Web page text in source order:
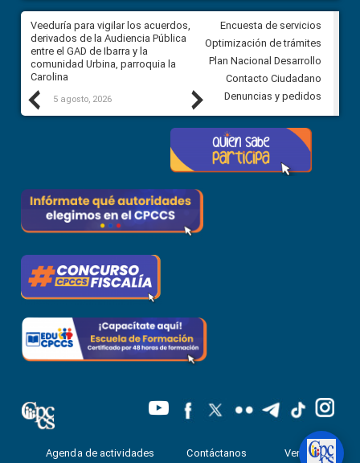
Previous
Veeduría para vigilar los acuerdos,
derivados de la Audiencia Pública
entre el GAD de Ibarra y la
comunidad Urbina, parroquia la
Carolina
5 agosto, 2026
CPCCS convoca a Veeduría
Ciudadana para vigilar el
5 agosto, 2026
Next
Encuesta de servicios
Optimización de trámites
Plan Nacional Desarrollo
Contacto Ciudadano
Denuncias y pedidos
Agenda de actividades Contáctanos
Ventanilla